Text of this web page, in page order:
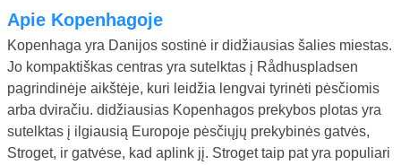
Apie Kopenhagoje
Kopenhaga yra Danijos sostinė ir didžiausias šalies miestas.
Jo kompaktiškas centras yra sutelktas į Rådhuspladsen
pagrindinėje aikštėje, kuri leidžia lengvai tyrinėti pėsčiomis
arba dviračiu. didžiausias Kopenhagos prekybos plotas yra
sutelktas į ilgiausią Europoje pėsčiųjų prekybinės gatvės,
Stroget, ir gatvėse, kad aplink jį. Stroget taip pat yra populiari